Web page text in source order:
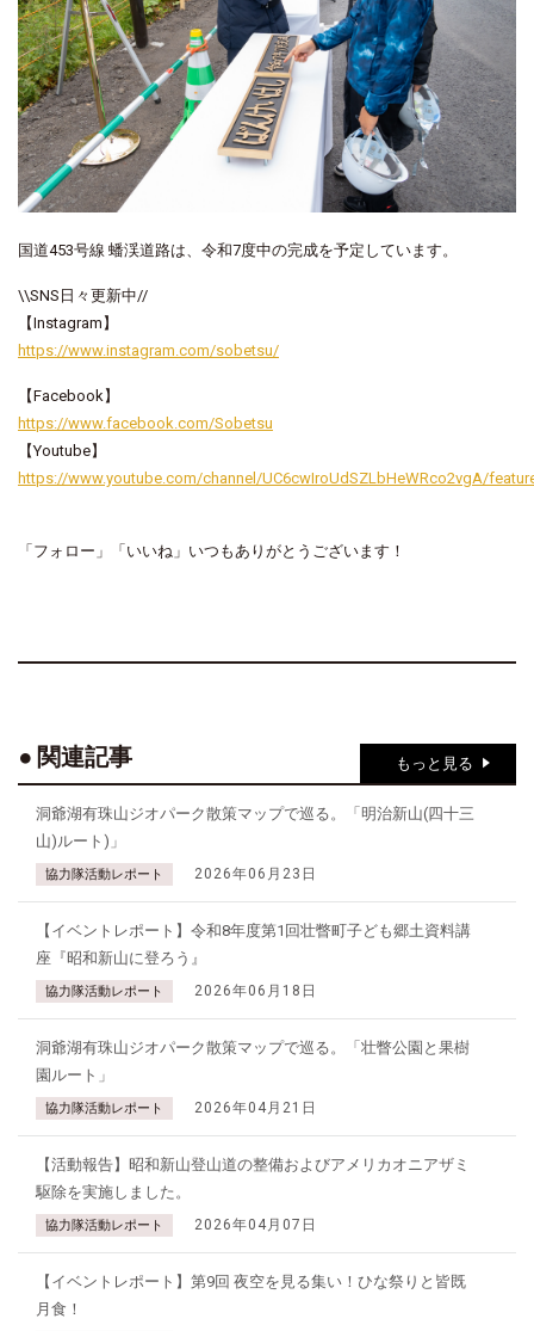
国道453号線 蟠渓道路は、令和7度中の完成を予定しています。
\\SNS日々更新中//
【Instagram】
https://www.instagram.com/sobetsu/
【Facebook】
https://www.facebook.com/Sobetsu
【Youtube】
https://www.youtube.com/channel/UC6cwIroUdSZLbHeWRco2vgA/
「フォロー」「いいね」いつもありがとうございます！
関連記事 もっと見る
洞爺湖有珠山ジオパーク散策マップで巡る。「明治新山(四十三
山)ルート)」
協力隊活動レポート 2026年06月23日
【イベントレポート】令和8年度第1回壮瞥町子ども郷土資料講
座『昭和新山に登ろう』
協力隊活動レポート 2026年06月18日
洞爺湖有珠山ジオパーク散策マップで巡る。「壮瞥公園と果樹
園ルート」
協力隊活動レポート 2026年04月21日
【活動報告】昭和新山登山道の整備およびアメリカオニアザミ
駆除を実施しました。
協力隊活動レポート 2026年04月07日
【イベントレポート】第9回 夜空を見る集い！ひな祭りと皆既
月食！